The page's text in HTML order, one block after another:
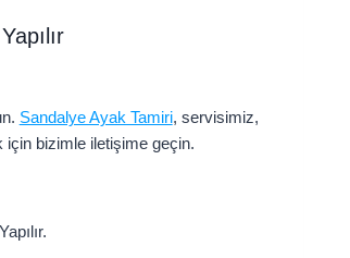
Sandalye Ayak Tamiri, servisimiz,
için bizimle iletişime geçin.